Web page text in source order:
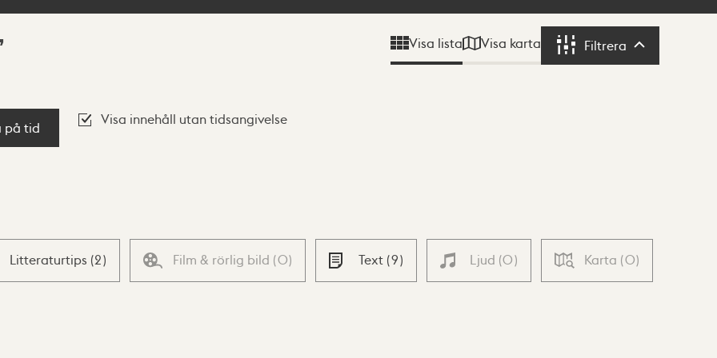
Visa lista Visa karta Filtrera Filtrera
på tid
Visa innehåll utan tidsangivelse
Litteraturtips (2) Film & rörlig bild (0) Text (9) Ljud (0) Karta (0)